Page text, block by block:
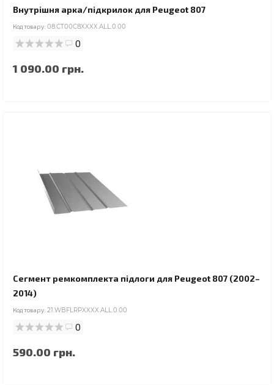
Внутрішня арка/підкрилок для Peugeot 807
Код товару: 08.CT00C8XXXX.ALL.0.00
0
1 090.00 грн.
Сегмент ремкомплекта підлоги для Peugeot 807 (2002–
2014)
Код товару: 21.WBFLRPXXXX.ALL.0.00
0
590.00 грн.